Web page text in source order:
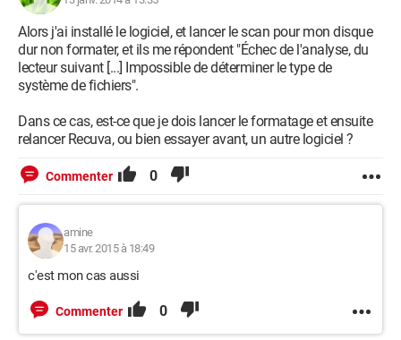
Alors j'ai installé le logiciel, et lancer le scan pour mon disque
dur non formater, et ils me répondent "Échec de l'analyse, du
lecteur suivant [...] Impossible de déterminer le type de
système de fichiers".
Dans ce cas, est-ce que je dois lancer le formatage et ensuite
relancer Recuva, ou bien essayer avant, un autre logiciel ?
Commenter 0
amine
15 avr. 2015 à 18:49
c'est mon cas aussi
Commenter 0